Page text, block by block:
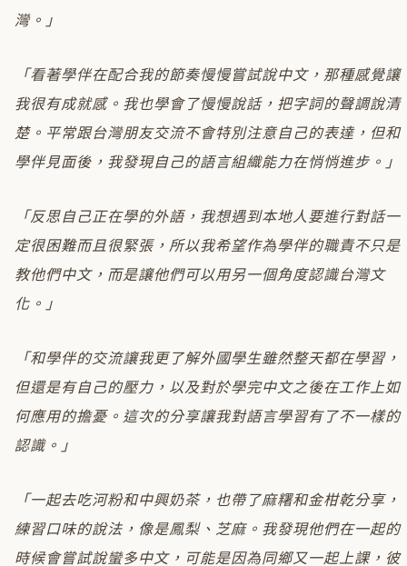
灣。」
「看著學伴在配合我的節奏慢慢嘗試說中文，那種感覺讓
我很有成就感。我也學會了慢慢說話，把字詞的聲調說清
楚。平常跟台灣朋友交流不會特別注意自己的表達，但和
學伴見面後，我發現自己的語言組織能力在悄悄進步。」
「反思自己正在學的外語，我想遇到本地人要進行對話一
定很困難而且很緊張，所以我希望作為學伴的職責不只是
教他們中文，而是讓他們可以用另一個角度認識台灣文
化。」
「和學伴的交流讓我更了解外國學生雖然整天都在學習，
但還是有自己的壓力，以及對於學完中文之後在工作上如
何應用的擔憂。這次的分享讓我對語言學習有了不一樣的
認識。」
「一起去吃河粉和中興奶茶，也帶了麻糬和金柑乾分享，
練習口味的說法，像是鳳梨、芝麻。我發現他們在一起的
時候會嘗試說蠻多中文，可能是因為同鄉又一起上課，彼